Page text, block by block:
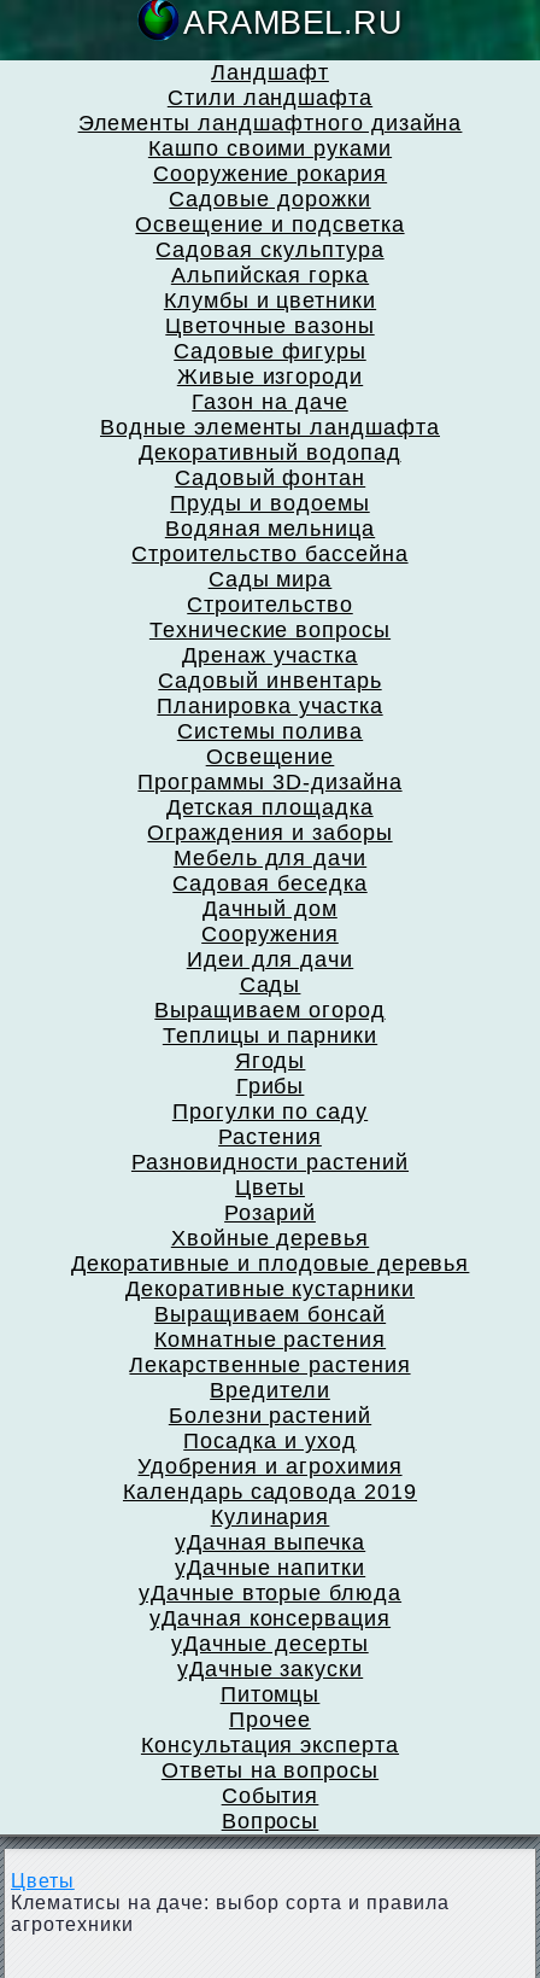
Ландшафт
Стили ландшафта
Элементы ландшафтного дизайна
Кашпо своими руками
Сооружение рокария
Садовые дорожки
Освещение и подсветка
Садовая скульптура
Альпийская горка
Клумбы и цветники
Цветочные вазоны
Садовые фигуры
Живые изгороди
Газон на даче
Водные элементы ландшафта
Декоративный водопад
Садовый фонтан
Пруды и водоемы
Водяная мельница
Строительство бассейна
Сады мира
Строительство
Технические вопросы
Дренаж участка
Садовый инвентарь
Планировка участка
Системы полива
Освещение
Программы 3D-дизайна
Детская площадка
Ограждения и заборы
Мебель для дачи
Садовая беседка
Дачный дом
Сооружения
Идеи для дачи
Сады
Выращиваем огород
Теплицы и парники
Ягоды
Грибы
Прогулки по саду
Растения
Разновидности растений
Цветы
Розарий
Хвойные деревья
Декоративные и плодовые деревья
Декоративные кустарники
Выращиваем бонсай
Комнатные растения
Лекарственные растения
Вредители
Болезни растений
Посадка и уход
Удобрения и агрохимия
Календарь садовода 2019
Кулинария
уДачная выпечка
уДачные напитки
уДачные вторые блюда
уДачная консервация
уДачные десерты
уДачные закуски
Питомцы
Прочее
Консультация эксперта
Ответы на вопросы
События
Вопросы
Цветы
Клематисы на даче: выбор сорта и правила
агротехники